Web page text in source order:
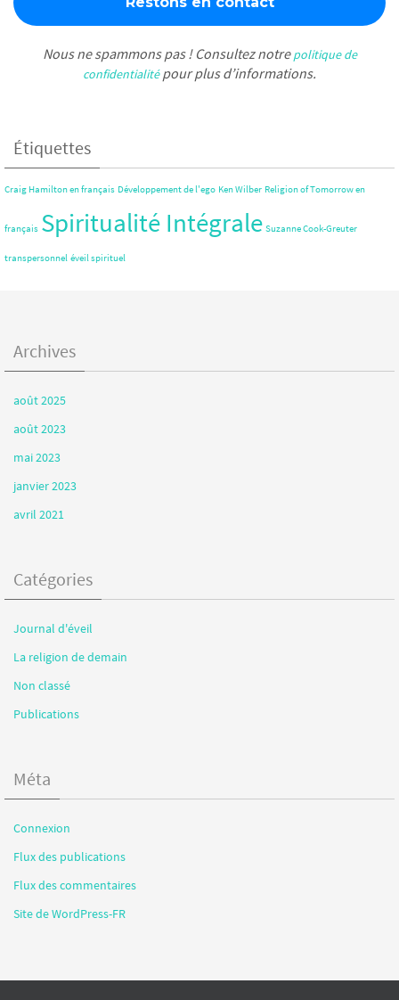
Nous ne spammons pas ! Consultez notrepolitique de
confidentialitépour plus d’informations.
Étiquettes
Craig Hamilton en français Développement de l'ego Ken Wilber Religion of Tomorrow en
français Spiritualité Intégrale Suzanne Cook-Greuter
transpersonnel éveil spirituel
Archives
août 2025
août 2023
mai 2023
janvier 2023
avril 2021
Catégories
Journal d'éveil
La religion de demain
Non classé
Publications
Méta
Connexion
Flux des publications
Flux des commentaires
Site de WordPress-FR